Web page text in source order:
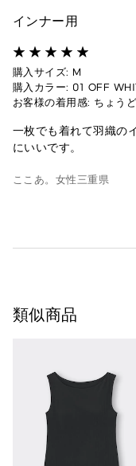
インナー用
購入サイズ: M
購入カラー: 01 OFF
お客様の着用感: ちょう
一枚でも着れて羽織の
にいいです。
ここあ。 女性三重県
類似商品